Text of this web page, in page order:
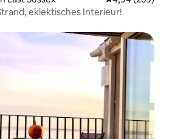
eklektisches Interieur!